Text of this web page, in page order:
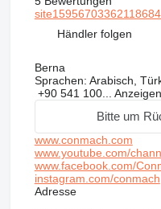
Händler folgen
Berna
Sprachen: Arabisch,
+90 541 100... Anzeigen
Bitte um
www.conmach.com
www.youtube.com/
www.facebook.com/
instagram.com/conmach
Adresse